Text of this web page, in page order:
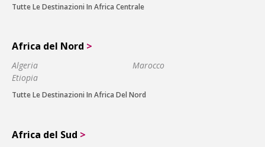
Tutte Le Destinazioni In Africa Centrale
Africa del Nord >
Algeria
Etiopia
Marocco
Tutte Le Destinazioni In Africa Del Nord
Africa del Sud >